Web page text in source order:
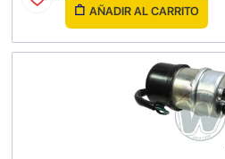
AÑADIR AL CARRITO